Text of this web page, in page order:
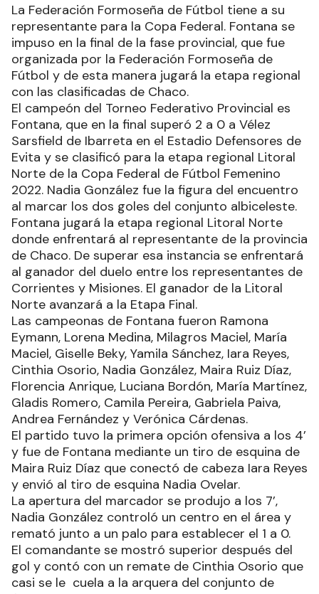
La Federación Formoseña de Fútbol tiene a su
representante para la Copa Federal. Fontana se
impuso en la final de la fase provincial, que fue
organizada por la Federación Formoseña de
Fútbol y de esta manera jugará la etapa regional
con las clasificadas de Chaco.
El campeón del Torneo Federativo Provincial es
Fontana, que en la final superó 2 a 0 a Vélez
Sarsfield de Ibarreta en el Estadio Defensores de
Evita y se clasificó para la etapa regional Litoral
Norte de la Copa Federal de Fútbol Femenino
2022. Nadia González fue la figura del encuentro
al marcar los dos goles del conjunto albiceleste.
Fontana jugará la etapa regional Litoral Norte
donde enfrentará al representante de la provincia
de Chaco. De superar esa instancia se enfrentará
al ganador del duelo entre los representantes de
Corrientes y Misiones. El ganador de la Litoral
Norte avanzará a la Etapa Final.
Las campeonas de Fontana fueron Ramona
Eymann, Lorena Medina, Milagros Maciel, María
Maciel, Giselle Beky, Yamila Sánchez, Iara Reyes,
Cinthia Osorio, Nadia González, Maira Ruiz Díaz,
Florencia Anrique, Luciana Bordón, María Martínez,
Gladis Romero, Camila Pereira, Gabriela Paiva,
Andrea Fernández y Verónica Cárdenas.
El partido tuvo la primera opción ofensiva a los 4’
y fue de Fontana mediante un tiro de esquina de
Maira Ruiz Díaz que conectó de cabeza Iara Reyes
y envió al tiro de esquina Nadia Ovelar.
La apertura del marcador se produjo a los 7’,
Nadia González controló un centro en el área y
remató junto a un palo para establecer el 1 a 0.
El comandante se mostró superior después del
gol y contó con un remate de Cinthia Osorio que
casi se le cuela a la arquera del conjunto de